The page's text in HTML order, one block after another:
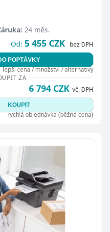
24 měs.
Od: 5 455 CZK bez DPH
POPTÁVKY
lepší cena / množství / alternativy
ZA
6 794 CZK vč. DPH
KOUPIT
rychlá objednávka (běžná cena)